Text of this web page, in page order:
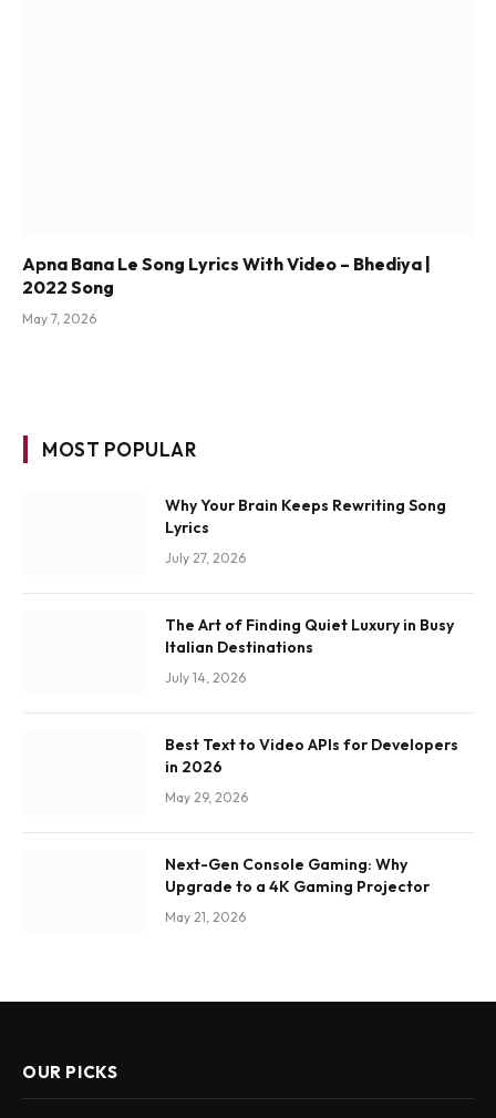
Apna Bana Le Song Lyrics With Video – Bhediya |
2022 Song
May 7, 2026
MOST POPULAR
Why Your Brain Keeps Rewriting Song
Lyrics
July 27, 2026
The Art of Finding Quiet Luxury in Busy
Italian Destinations
July 14, 2026
Best Text to Video APIs for Developers
in 2026
May 29, 2026
Next-Gen Console Gaming: Why
Upgrade to a 4K Gaming Projector
May 21, 2026
OUR PICKS